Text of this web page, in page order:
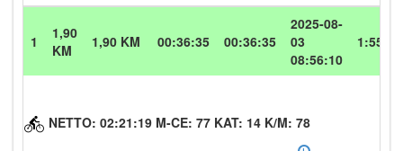
1
1,90
KM
1,90 KM 00:36:35 00:36:35
2025-08-
03
08:56:10
1:55
NETTO: 02:21:19 M-CE: 77 KAT: 14 K/M: 78